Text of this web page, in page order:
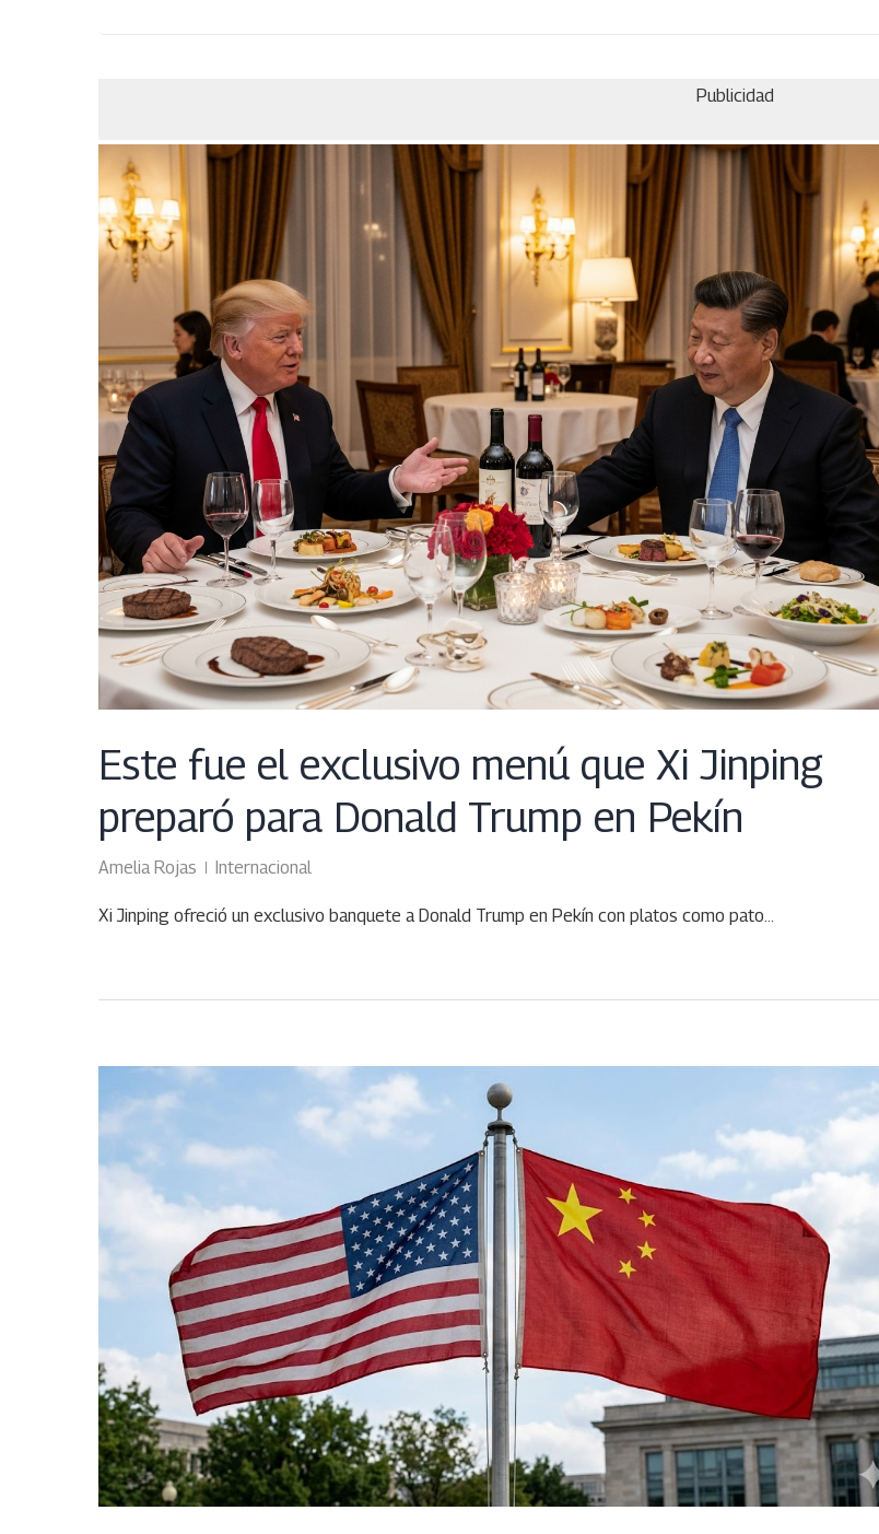
Publicidad
15
Este fue el exclusivo menú que Xi Jinping
preparó para Donald Trump en Pekín
Amelia Rojas Internacional
Xi Jinping ofreció un exclusivo banquete a Donald Trump en Pekín con platos como pato…
13